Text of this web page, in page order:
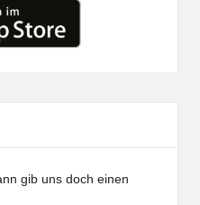
gib uns doch einen